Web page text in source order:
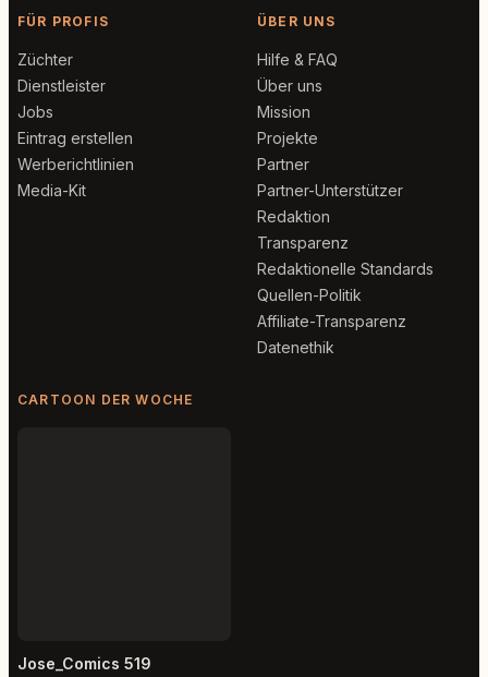
FÜR PROFIS
Züchter
Dienstleister
Jobs
Eintrag erstellen
Werberichtlinien
Media-Kit
ÜBER UNS
Hilfe & FAQ
Über uns
Mission
Projekte
Partner
Partner-Unterstützer
Redaktion
Transparenz
Redaktionelle Standards
Quellen-Politik
Affiliate-Transparenz
Datenethik
CARTOON DER WOCHE
Jose_Comics 519